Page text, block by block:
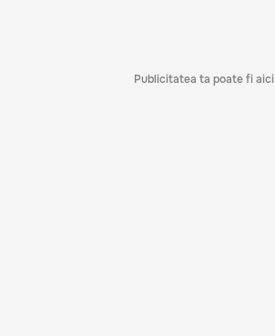
Publicitatea ta poate fi aici